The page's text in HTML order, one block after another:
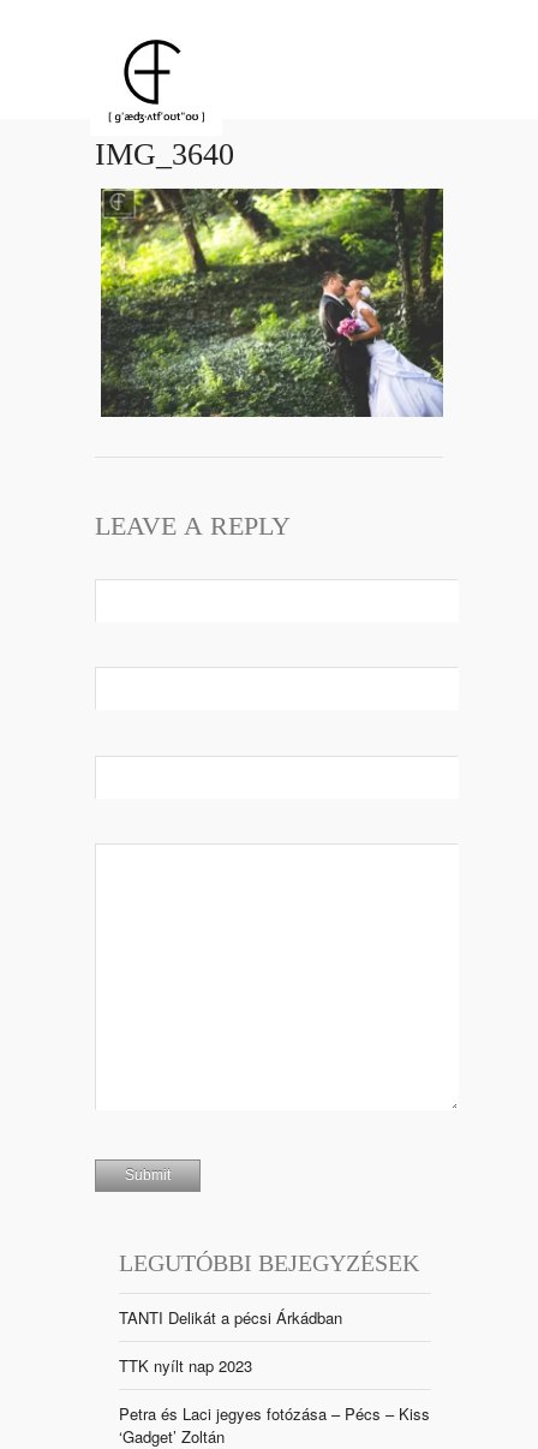
IMG_3640
LEAVE A REPLY
LEGUTÓBBI BEJEGYZÉSEK
TANTI Delikát a pécsi Árkádban
TTK nyílt nap 2023
Petra és Laci jegyes fotózása – Pécs – Kiss
‘Gadget’ Zoltán